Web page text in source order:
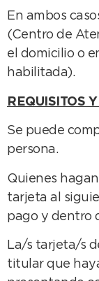
En ambos
(Centro de
el domicilio o
habilitada).
REQUISITOS
Se puede
persona.
Quienes
tarjeta al
pago y dentro
La/s tarjeta/s
titular que